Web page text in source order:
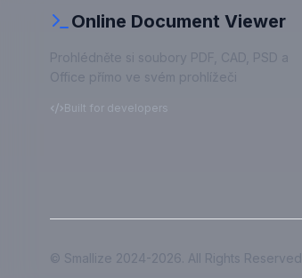
Online Document Viewer
Prohlédněte si soubory PDF, CAD, PSD a
Office přímo ve svém prohlížeči
Built for developers
© Smallize 2024-2026 . All Rights Reserved.